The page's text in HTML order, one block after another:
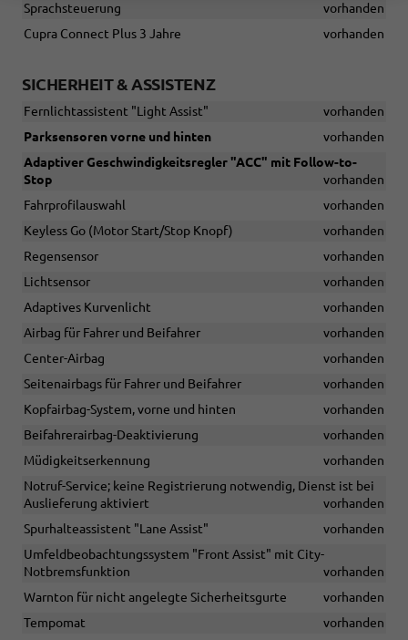
Sprachsteuerung
vorhanden
Cupra Connect Plus 3 Jahre
vorhanden
SICHERHEIT & ASSISTENZ
Fernlichtassistent "Light Assist"
vorhanden
Parksensoren vorne und hinten
vorhanden
Adaptiver Geschwindigkeitsregler "ACC" mit Follow-to-
Stop
vorhanden
Fahrprofilauswahl
vorhanden
Keyless Go (Motor Start/Stop Knopf)
vorhanden
Regensensor
vorhanden
Lichtsensor
vorhanden
Adaptives Kurvenlicht
vorhanden
Airbag für Fahrer und Beifahrer
vorhanden
Center-Airbag
vorhanden
Seitenairbags für Fahrer und Beifahrer
vorhanden
Kopfairbag-System, vorne und hinten
vorhanden
Beifahrerairbag-Deaktivierung
vorhanden
Müdigkeitserkennung
vorhanden
Notruf-Service; keine Registrierung notwendig, Dienst ist bei
Auslieferung aktiviert
vorhanden
Spurhalteassistent "Lane Assist"
vorhanden
Umfeldbeobachtungssystem "Front Assist" mit City-
Notbremsfunktion
vorhanden
Warnton für nicht angelegte Sicherheitsgurte
vorhanden
Tempomat
vorhanden